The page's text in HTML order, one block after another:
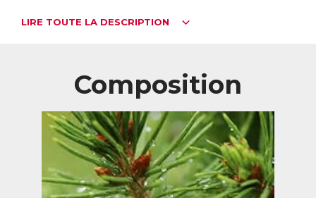
d’une bonne santé osseuse.
fonctionnement du corps. 4ème minéral le plus abondant
dans l’organisme, le corps en renferme approximativement
25g dont environ la moitié se situe dans les os et les dents,
un quart dans les muscles et un quart réparti entre le
système nerveux, le foie, les reins, ...
A quoi sert-il ?
Indispensable à la bonne santé du corps, le magnésium
intervient dans plus de 300 fonctions biochimiques. On
peut notamment citer son rôle dans le fonctionnement du
LIRE TOUTE LA DESCRIPTION
Composition